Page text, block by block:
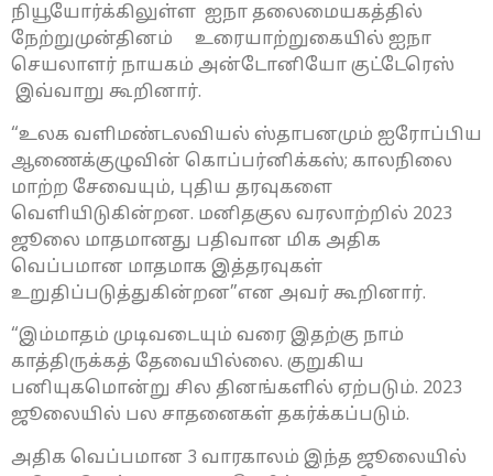
நியூயோர்க்கிலுள்ள ஐநா தலைமையகத்தில்
நேற்றுமுன்தினம் உரையாற்றுகையில் ஐநா
செயலாளர் நாயகம் அன்டோனியோ குட்டேரெஸ்
இவ்வாறு கூறினார்.
“உலக வளிமண்டலவியல் ஸ்தாபனமும் ஐரோப்பிய
ஆணைக்குழுவின் கொப்பர்னிக்கஸ்; காலநிலை
மாற்ற சேவையும், புதிய தரவுகளை
வெளியிடுகின்றன. மனிதகுல வரலாற்றில் 2023
ஜூலை மாதமானது பதிவான மிக அதிக
வெப்பமான மாதமாக இத்தரவுகள்
உறுதிப்படுத்துகின்றன”என அவர் கூறினார்.
“இம்மாதம் முடிவடையும் வரை இதற்கு நாம்
காத்திருக்கத் தேவையில்லை. குறுகிய
பனியுகமொன்று சில தினங்களில் ஏற்படும். 2023
ஜூலையில் பல சாதனைகள் தகர்க்கப்படும்.
அதிக வெப்பமான 3 வாரகாலம் இந்த ஜூலையில்